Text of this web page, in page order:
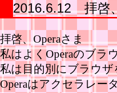
2016.6.12 拝啓
拝啓、Operaさま
私はよくOperaのブラ
私は目的別にブラウザ
Operaはアクセラレー